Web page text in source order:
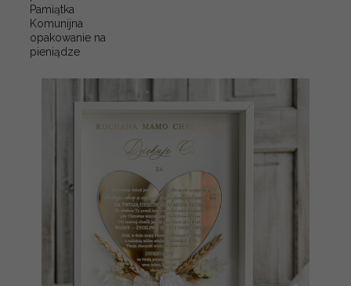
Pamiątka
Komunijna
opakowanie na
pieniądze